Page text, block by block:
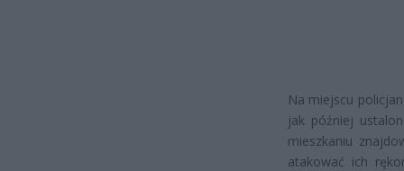
Na miejscu
jak później
mieszkaniu
atakować ich